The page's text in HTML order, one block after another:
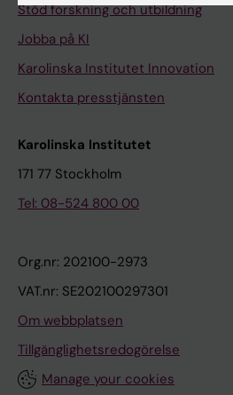
Stöd forskning och utbildning
Jobba på KI
Karolinska Institutet Innovation
Kontakta presstjänsten
Karolinska Institutet
171 77 Stockholm
Tel: 08-524 800 00
Org.nr: 202100-2973
VAT.nr: SE202100297301
Om webbplatsen
Tillgänglighetsredogörelse
Manage your cookies